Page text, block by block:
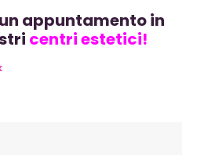
appuntamento in
centri estetici!